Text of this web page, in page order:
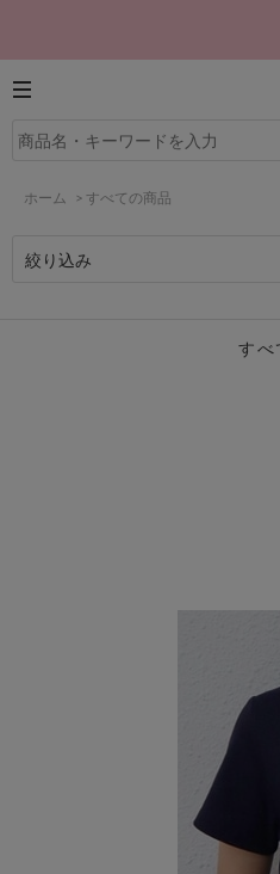
ホーム > すべての商品
絞り込み
すべ